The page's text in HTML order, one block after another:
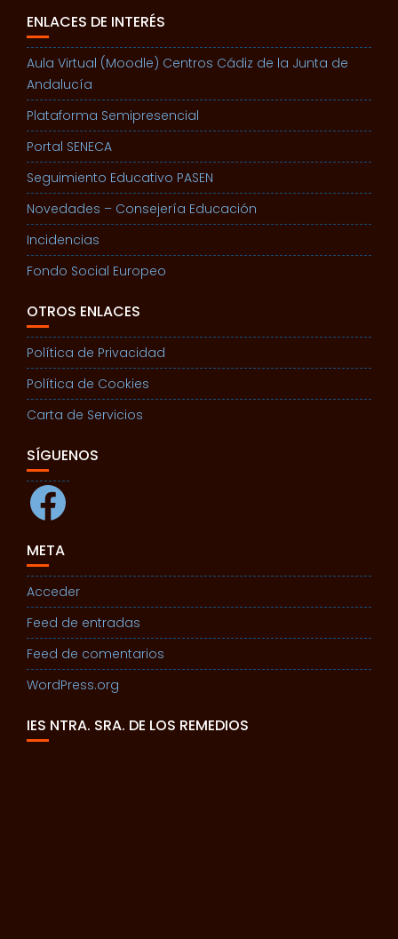
ENLACES DE INTERÉS
Aula Virtual (Moodle) Centros Cádiz de la Junta de
Andalucía
Plataforma Semipresencial
Portal SENECA
Seguimiento Educativo PASEN
Novedades – Consejería Educación
Incidencias
Fondo Social Europeo
OTROS ENLACES
Política de Privacidad
Política de Cookies
Carta de Servicios
SÍGUENOS
Facebook
META
Acceder
Feed de entradas
Feed de comentarios
WordPress.org
IES NTRA. SRA. DE LOS REMEDIOS